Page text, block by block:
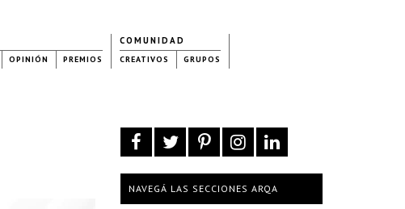
OPINIÓN PREMIOS
COMUNIDAD
CREATIVOS GRUPOS
NAVEGÁ LAS SECCIONES ARQA